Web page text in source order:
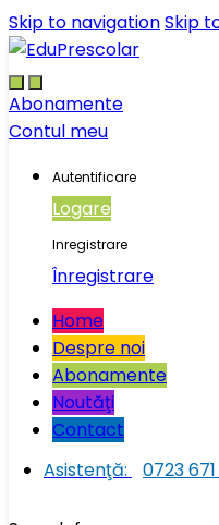
Skip to navigationSkip
Abonamente
Contul meu
Autentificare
Logare
Inregistrare
Înregistrare
Home
Despre noi
Abonamente
Noutăţi
Contact
Asistenţă:
0723 671